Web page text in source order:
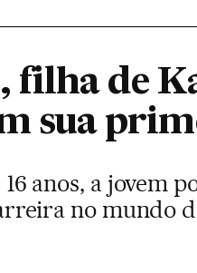
filha de
sua
anos, a jovem
no mundo